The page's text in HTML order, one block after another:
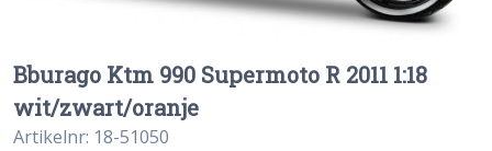
Bburago Ktm 990 Supermoto R 2011 1:18
wit/zwart/oranje
Artikelnr: 18-51050